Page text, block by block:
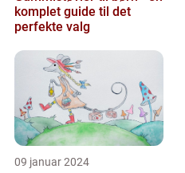
komplet guide til det
perfekte valg
09 januar 2024